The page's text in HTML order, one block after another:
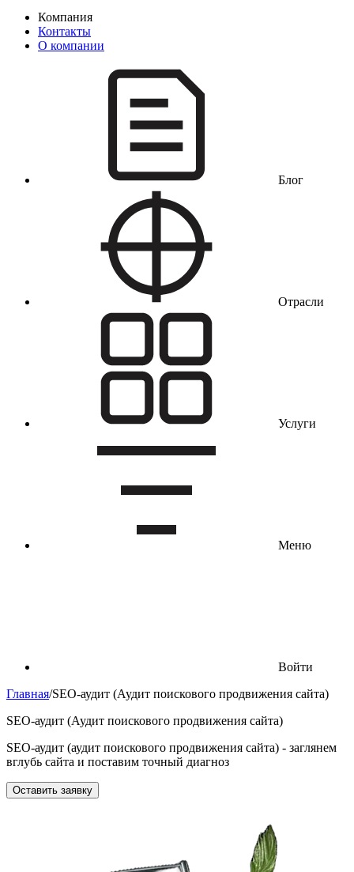
Компания
Контакты
О компании
Блог
Отрасли
Услуги
Меню
Войти
Главная/SEO-аудит (Аудит поискового продвижения сайта)
SEO-аудит (Аудит поискового продвижения сайта)
SEO-аудит (аудит поискового продвижения сайта) - заглянем
вглубь сайта и поставим точный диагноз
Оставить заявку